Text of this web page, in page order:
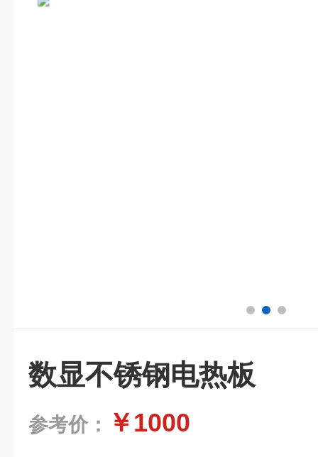
数显不锈钢电热板
参考价： ￥1000